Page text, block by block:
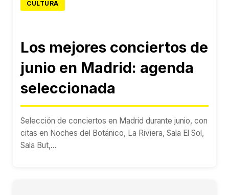
CULTURA
Los mejores conciertos de
junio en Madrid: agenda
seleccionada
Selección de conciertos en Madrid durante junio, con
citas en Noches del Botánico, La Riviera, Sala El Sol,
Sala But,...